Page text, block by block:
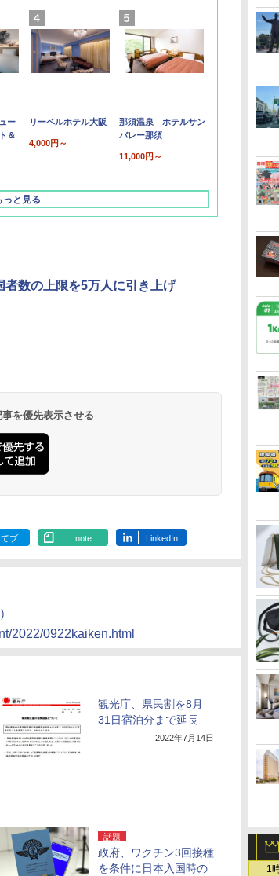
1
ー
＆
リーベルホテル大阪
4,000円～
那須温泉 ホテルサン
バレー那須
11,000円～
っと見る
者数の上限を5万人に引き上げ
を優先表示させる
ブ note LinkedIn
2022/0922kaiken.html
観光庁、県民割を8月
31日宿泊分まで延長
2022年7月14日
話題
政府、ワクチン3回接種
を条件に日本入国時の